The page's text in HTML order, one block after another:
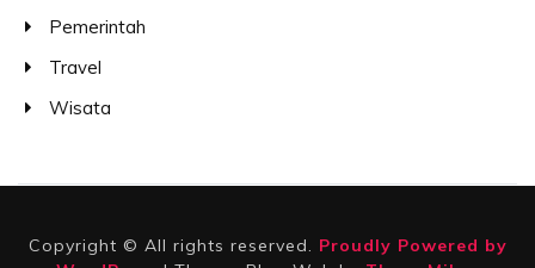
Pemerintah
Travel
Wisata
Copyright © All rights reserved. Proudly Powered by